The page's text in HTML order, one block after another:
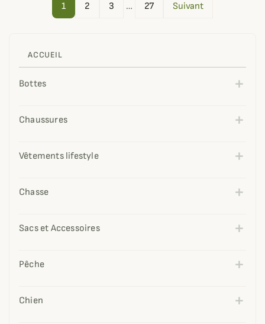
ACCUEIL
Bottes
Chaussures
Vêtements lifestyle
Chasse
Sacs et Accessoires
Pêche
Chien
1 2 3 … 27 Suivant